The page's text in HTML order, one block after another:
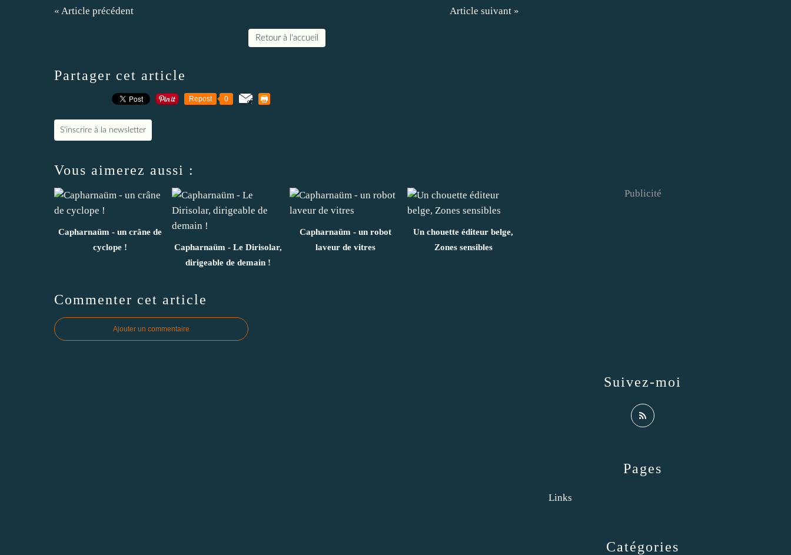
« Article précédent Article suivant »
Retour à l'accueil
Partager cet article
Repost 0
S'inscrire à la newsletter
Vous aimerez aussi :
Capharnaüm - un crâne de
cyclope !
Capharnaüm - Le Dirisolar,
dirigeable de demain !
Capharnaüm - un robot
laveur de vitres
Un chouette éditeur belge,
Zones sensibles
Commenter cet article
Ajouter un commentaire
Catégories
Pages
Links
Suivez-moi
Publicité